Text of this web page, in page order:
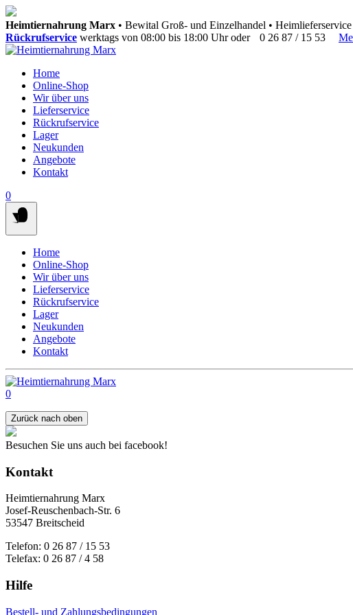
Springen
Sie
zum
Heimtiernahrung Marx • Bewital Groß- und Einzelhandel • Heimlieferservice
Rückrufservice werktags von 08:00 bis 18:00 Uhr oder 0 26 87 / 15 53
Home
Online-Shop
Wir über uns
Lieferservice
Rückrufservice
Lager
Neukunden
Angebote
Kontakt
0
Home
Online-Shop
Wir über uns
Lieferservice
Rückrufservice
Lager
Neukunden
Angebote
Kontakt
0
Zurück nach oben
Besuchen Sie uns auch bei facebook!
Kontakt
Heimtiernahrung Marx
Josef-Reuschenbach-Str. 6
53547 Breitscheid
Telefon: 0 26 87 / 15 53
Telefax: 0 26 87 / 4 58
Hilfe
Bestell- und Zahlungsbedingungen